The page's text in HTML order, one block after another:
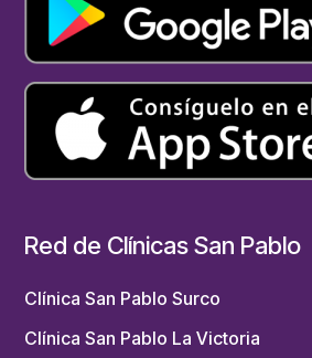
Red de Clínicas San Pablo
Clínica San Pablo Surco
Clínica San Pablo La Victoria